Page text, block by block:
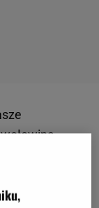
po tańsze
pierwszą